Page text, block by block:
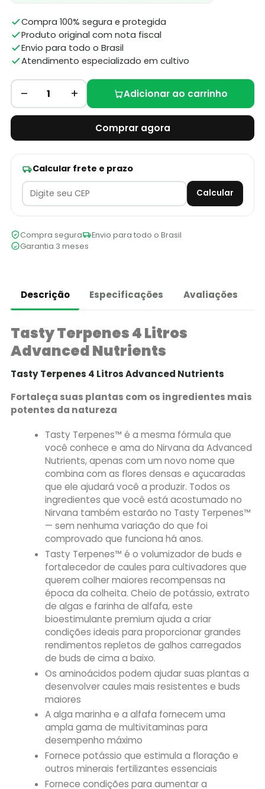
Compra 100% segura e protegida
Produto original com nota fiscal
Envio para todo o Brasil
Atendimento especializado em cultivo
– 1 + Adicionar ao carrinho
Comprar agora
Calcular frete e prazo
Calcular
Compra segura
Envio para todo o Brasil
Garantia 3 meses
Descrição Especificações Avaliações
Tasty Terpenes 4 Litros
Advanced Nutrients
Tasty Terpenes 4 Litros Advanced Nutrients
Fortaleça suas plantas com os ingredientes mais
potentes da natureza
Tasty Terpenes™ é a mesma fórmula que
você conhece e ama do Nirvana da Advanced
Nutrients, apenas com um novo nome que
combina com as flores densas e açucaradas
que ele ajudará você a produzir. Todos os
ingredientes que você está acostumado no
Nirvana também estarão no Tasty Terpenes™
— sem nenhuma variação do que foi
comprovado que funciona há anos.
Tasty Terpenes™ é o volumizador de buds e
fortalecedor de caules para cultivadores que
querem colher maiores recompensas na
época da colheita. Cheio de potássio, extrato
de algas e farinha de alfafa, este
bioestimulante premium ajuda a criar
condições ideais para proporcionar grandes
rendimentos repletos de galhos carregados
de buds de cima a baixo.
Os aminoácidos podem ajudar suas plantas a
desenvolver caules mais resistentes e buds
maiores
A alga marinha e a alfafa fornecem uma
ampla gama de multivitaminas para
desempenho máximo
Fornece potássio que estimula a floração e
outros minerais fertilizantes essenciais
Fornece condições para aumentar a